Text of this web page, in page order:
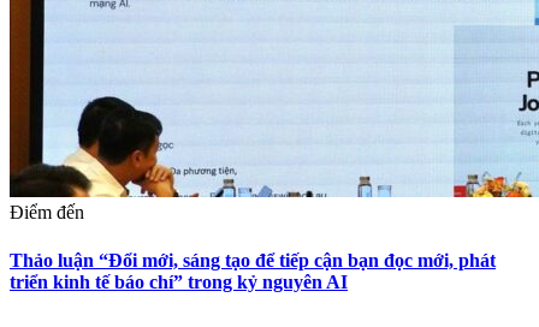
Điểm đến
Thảo luận “Đổi mới, sáng tạo để tiếp cận bạn đọc mới, phát
triển kinh tế báo chí” trong kỷ nguyên AI